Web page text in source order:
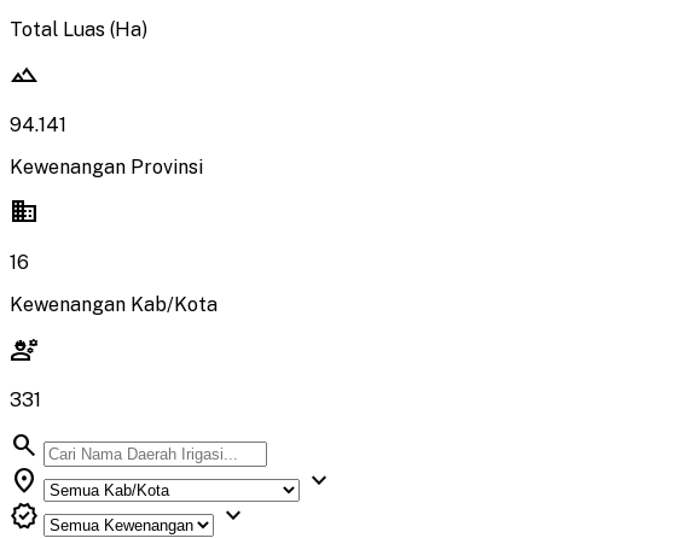
Total Luas (Ha)
landscape
94.141
Kewenangan Provinsi
domain
16
Kewenangan Kab/Kota
engineering
331
search
location_on
expand_more
verified
expand_more